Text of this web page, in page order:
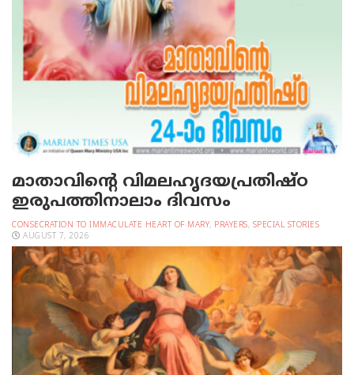
മാതാവിന്റെ വിമലഹൃദയപ്രതിഷ്ഠ
ഇരുപത്തിനാലാം ദിവസം
CONSECRATION TO IMMACULATE HEART OF MARY, PRAYERS, SPECIAL STORIES
AUGUST 7, 2026